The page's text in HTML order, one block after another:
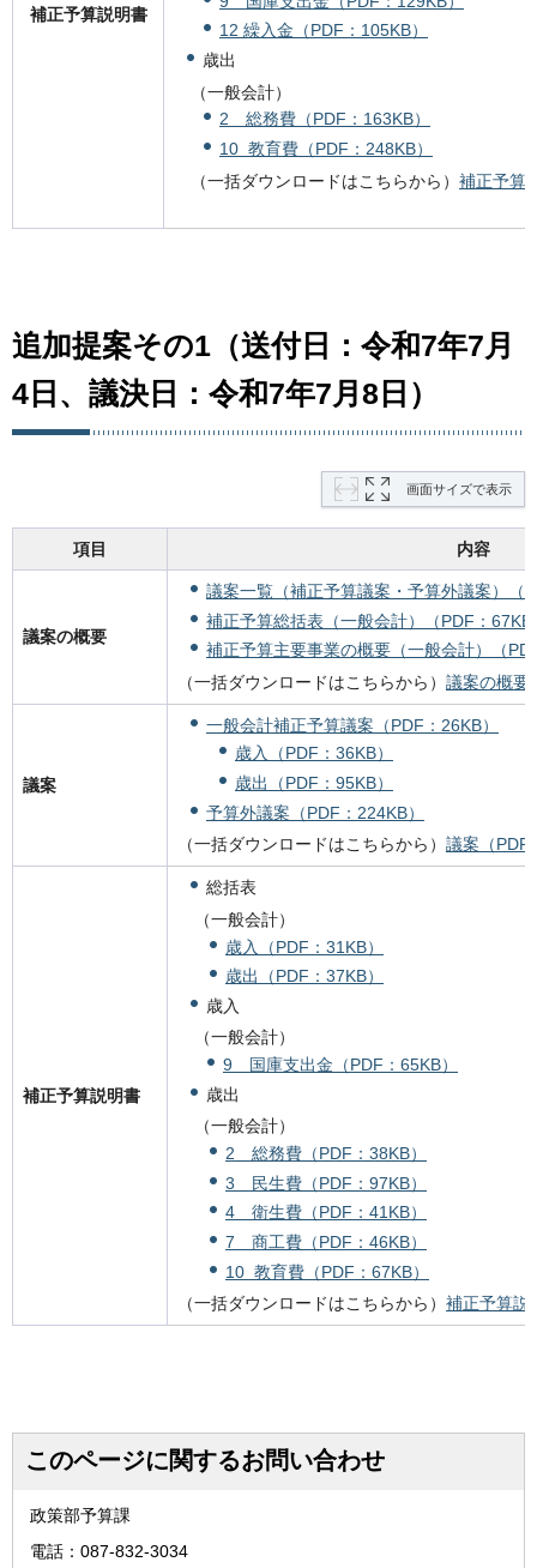
補正予算説明書
12 繰入金（PDF：105KB）
歳出
（一般会計）
2 総務費（PDF：163KB）
10 教育費（PDF：248KB）
（一括ダウンロードはこちらから） 補正予算
追加提案その1（送付日：令和7年7月
4日、議決日：令和7年7月8日）
画面サイズで表示
項目 内容
議案の概要
議案一覧（補正予算議案・予算外議案）（
補正予算総括表（一般会計）（PDF：67KB
補正予算主要事業の概要（一般会計）（
（一括ダウンロードはこちらから） 議案の概要
議案
一般会計補正予算議案（PDF：26KB）
歳入（PDF：36KB）
歳出（PDF：95KB）
予算外議案（PDF：224KB）
（一括ダウンロードはこちらから） 議案（PDF
補正予算説明書
総括表
（一般会計）
歳入（PDF：31KB）
歳出（PDF：37KB）
歳入
（一般会計）
9 国庫支出金（PDF：65KB）
歳出
（一般会計）
2 総務費（PDF：38KB）
3 民生費（PDF：97KB）
4 衛生費（PDF：41KB）
7 商工費（PDF：46KB）
10 教育費（PDF：67KB）
（一括ダウンロードはこちらから） 補正予算説
このページに関するお問い合わせ
政策部予算課
電話：087-832-3034